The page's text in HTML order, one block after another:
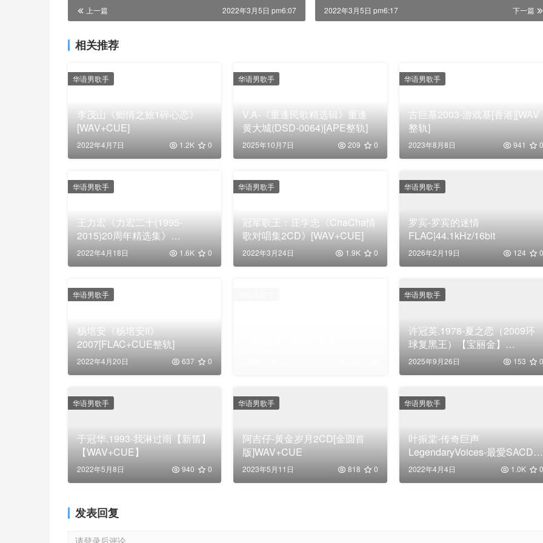
上一篇 2022年3月5日 pm6:07 下一篇
2022年3月5日 pm6:17
相关推荐
李茂山《鄉情之旅1碎心恋》
[WAV+CUE]
2022年4月7日 1.2K 0
华语男歌手
V.A-《重逢民歌精选辑》重逢
黄大城(DSD-0064)[APE整轨]
2025年10月7日 209 0
华语男歌手
古巨基2003-游戏基[香港][WAV
整轨]
2023年8月8日 941 0
华语男歌手
王力宏《力宏二十(1995-
2015)20周年精选集》
2CD[WAV+CUE]
2022年4月18日 1.6K 0
华语男歌手
冠军歌王：庄学忠《ChaCha情
歌对唱集2CD》[WAV+CUE]
2022年3月24日 1.9K 0
华语男歌手
罗宾-罗宾的迷情
FLAC|44.1kHz/16bit
2026年2月19日 124 0
华语男歌手
杨培安《杨培安II》
2007[FLAC+CUE整轨]
2022年4月20日 637 0
华语男歌手
许冠英.1978-夏之恋（2009环
球复黑王）【宝丽金】
【WAV+CUE】
2025年9月26日 153 0
华语男歌手
于冠华.1993-我淋过雨【新笛】
【WAV+CUE】
2022年5月8日 940 0
华语男歌手
阿吉仔-黃金岁月2CD[金圆首
版]WAV+CUE
2023年5月11日 818 0
华语男歌手
叶振棠-传奇巨声
LegendaryVoices-最愛SACD精
選2016[FLAC分轨]
2022年4月4日 1.0K 0
华语男歌手
发表回复
请登录后评论...